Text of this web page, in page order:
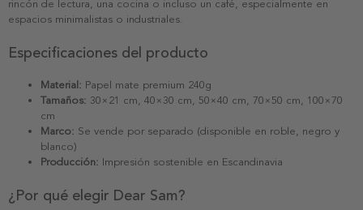
rincón de lectura, una cocina o incluso un café, especialmente en
espacios minimalistas o industriales.
Especificaciones del producto
Material: Papel mate premium 240g
Tamaños: 30×21 cm, 40×30 cm, 50×40 cm, 70×50 cm, 100×70
cm
Marco: Se vende por separado (disponible en roble, negro y
blanco)
Producción: Impresión sostenible en Escandinavia
¿Por qué elegir Dear Sam?